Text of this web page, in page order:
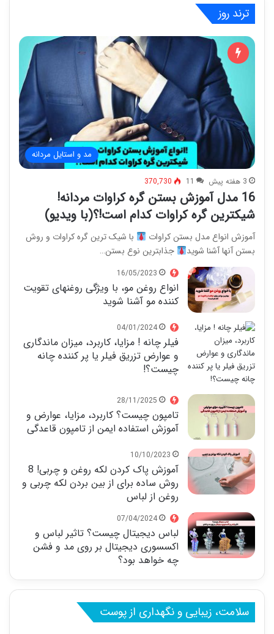
ترند روز
مد و استایل مردانه
3 هفته پیش 11
370,730
16 مدل آموزش بستن گره کراوات مردانه!
شیکترین گره کراوات کدام است!؟(با ویدیو)
آموزش انواع مدل بستن کراوات
با شیک ترین گره کراوات و روش
بستن آنها آشنا شوید
جذابترین نوع بستن…
16/05/2023
انواع روغن مو، با ویژگی روغنهای تقویت
کننده مو آشنا شوید
04/01/2024
فیلر چانه ! مزایا، کاربرد، میزان ماندگاری
و عوارض تزریق فیلر یا پر کننده چانه
چیست؟!
28/11/2025
تامپون چیست؟ کاربرد، مزایا، عوارض و
آموزش استفاده ایمن از تامپون قاعدگی
10/10/2023
آموزش پاک کردن لکه روغن و چربی! 8
روش ساده برای از بین بردن لکه چربی و
روغن از لباس
07/04/2024
لباس دیجیتال چیست؟ تاثیر لباس و
اکسسوری دیجیتال بر روی مد و فشن
چه خواهد بود؟
سلامت، زیبایی و نگهداری از پوست